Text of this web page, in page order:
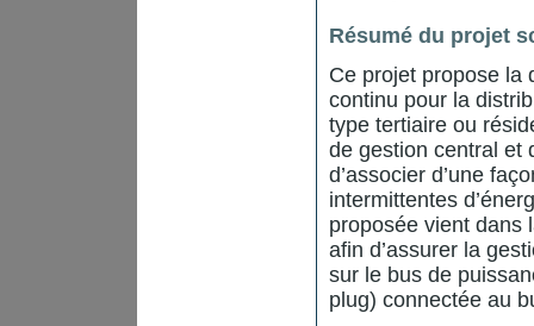
Résumé du projet
Ce projet propose la
continu pour la
type tertiaire ou
de gestion central et
d’associer d’une
intermittentes
proposée vient dans
afin d’assurer la
sur le bus de
plug) connectée au